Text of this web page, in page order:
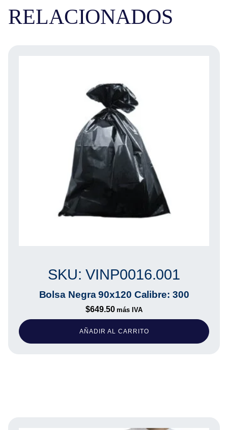
RELACIONADOS
SKU: VINP0016.001
Bolsa Negra 90x120 Calibre: 300
$649.50 más IVA
AÑADIR AL CARRITO